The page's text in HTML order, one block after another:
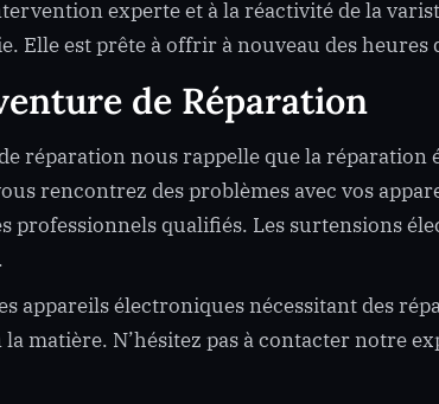
experte et à la réactivité de la
Elle est prête à offrir à nouveau des
de Réparation
réparation nous rappelle que la
rencontrez des problèmes avec vos
professionnels qualifiés. Les surtensions
appareils électroniques nécessitant des
la matière. N’hésitez pas à contacter notre